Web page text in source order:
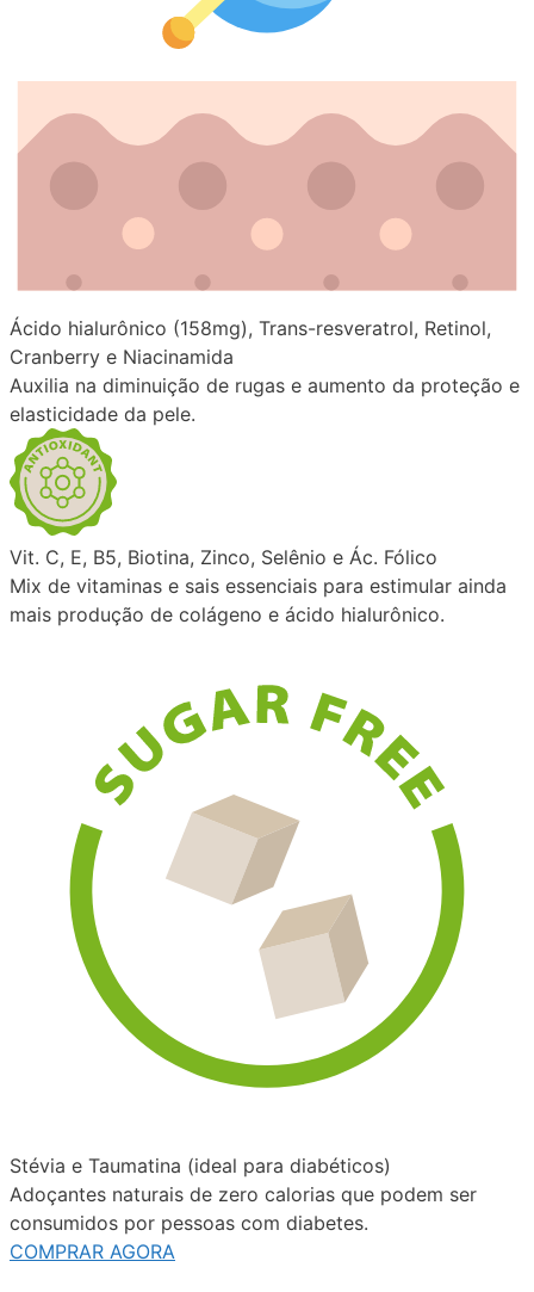
Ácido hialurônico (158mg), Trans-resveratrol, Retinol,
Cranberry e Niacinamida
Auxilia na diminuição de rugas e aumento da proteção e
elasticidade da pele.
Vit. C, E, B5, Biotina, Zinco, Selênio e Ác. Fólico
Mix de vitaminas e sais essenciais para estimular ainda
mais produção de colágeno e ácido hialurônico.
Stévia e Taumatina (ideal para diabéticos)
Adoçantes naturais de zero calorias que podem ser
consumidos por pessoas com diabetes.
COMPRAR AGORA